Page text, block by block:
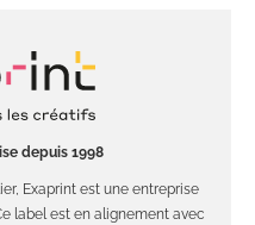
depuis 1998
Exaprint est une entreprise
label est en alignement avec